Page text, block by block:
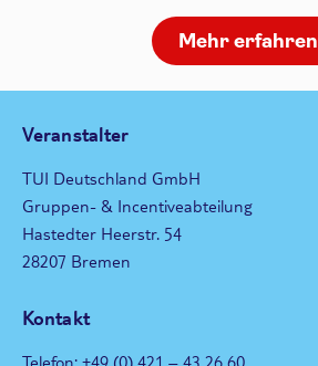
Mehr erfahren
Veranstalter
TUI Deutschland GmbH
Gruppen- & Incentiveabteilung
Hastedter Heerstr. 54
28207 Bremen
Kontakt
Telefon: +49 (0) 421 – 43 26 60